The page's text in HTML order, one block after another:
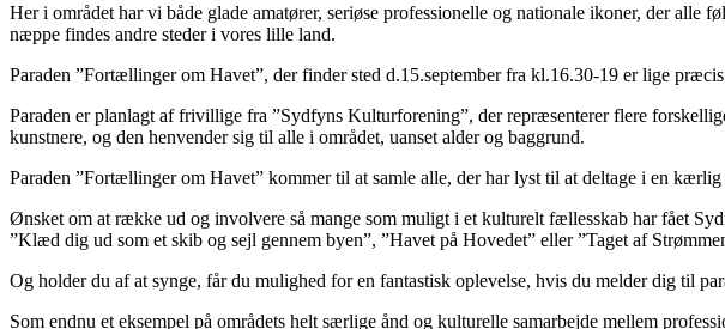
Her i området har vi både glade amatører, seriøse professionelle og nationale ikoner, der
næppe findes andre steder i vores lille land.
Paraden ”Fortællinger om Havet”, der finder sted d.15.september fra kl.16.30-19 er lige
Paraden er planlagt af frivillige fra ”Sydfyns Kulturforening”, der repræsenterer flere
kunstnere, og den henvender sig til alle i området, uanset alder og baggrund.
Paraden ”Fortællinger om Havet” kommer til at samle alle, der har lyst til at deltage i en
Ønsket om at række ud og involvere så mange som muligt i et kulturelt fællesskab har fået
”Klæd dig ud som et skib og sejl gennem byen”, ”Havet på Hovedet” eller ”Taget af
Og holder du af at synge, får du mulighed for en fantastisk oplevelse, hvis du melder dig til
Som endnu et eksempel på områdets helt særlige ånd og kulturelle samarbejde mellem